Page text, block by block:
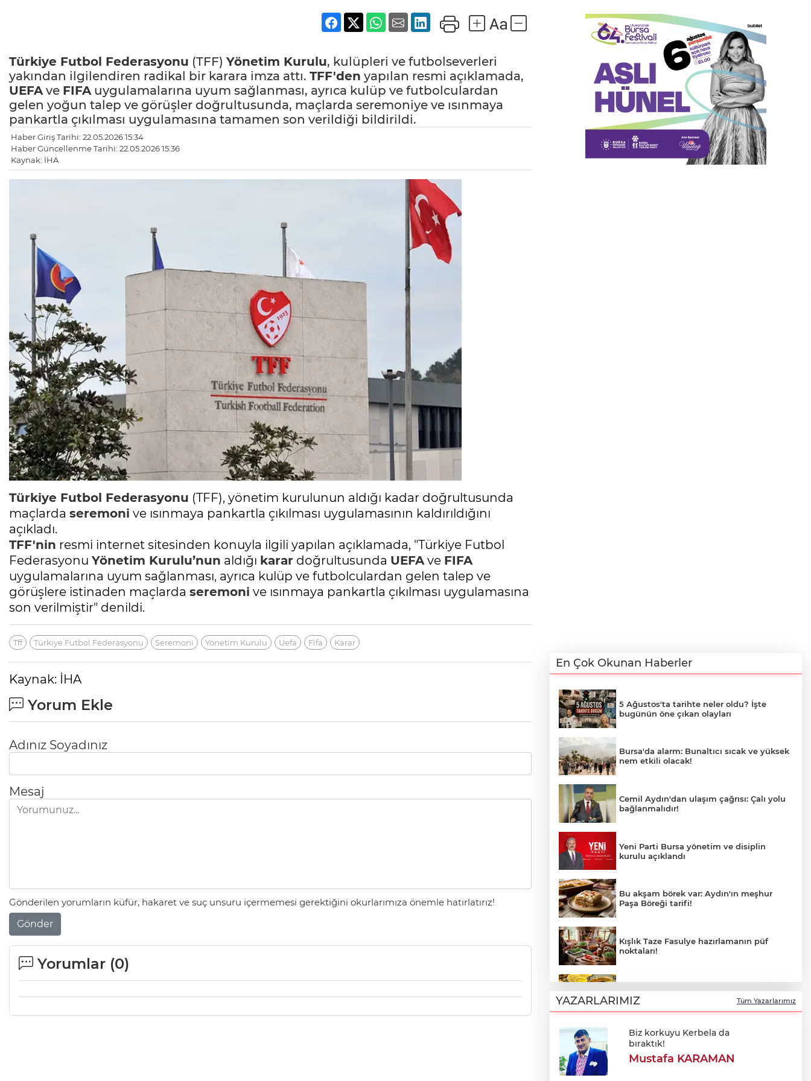
Türkiye Futbol Federasyonu (TFF) Yönetim Kurulu, kulüpleri ve futbolseverleri
yakından ilgilendiren radikal bir karara imza attı. TFF'den yapılan resmi açıklamada,
UEFAve FIFAuygulamalarına uyum sağlanması, ayrıca kulüp ve futbolculardan
gelen yoğun talep ve görüşler doğrultusunda, maçlarda seremoniye ve ısınmaya
pankartla çıkılması uygulamasına tamamen son verildiği bildirildi.
Haber Giriş Tarihi: 22.05.2026 15:34
Haber Güncellenme Tarihi: 22.05.2026 15:36
Kaynak: İHA
Türkiye Futbol Federasyonu (TFF), yönetim kurulunun aldığı kadar doğrultusunda
maçlarda seremoni ve ısınmaya pankartla çıkılması uygulamasının kaldırıldığını
açıkladı.
TFF'nin resmi internet sitesinden konuyla ilgili yapılan açıklamada, "Türkiye Futbol
Federasyonu Yönetim Kurulu’nun aldığı karar doğrultusunda UEFAve FIFA
uygulamalarına uyum sağlanması, ayrıca kulüp ve futbolculardan gelen talep ve
görüşlere istinaden maçlarda seremoni ve ısınmaya pankartla çıkılması uygulamasına
son verilmiştir" denildi.
Tff Türkiye Futbol Federasyonu Seremoni Yönetim Kurulu Uefa Fifa Karar
Kaynak: İHA
Yorum Ekle
Adınız Soyadınız
Mesaj
Gönderilen yorumların küfür, hakaret ve suç unsuru içermemesi gerektiğini okurlarımıza önemle hatırlatırız!
Gönder
Yorumlar (0)
En Çok Okunan Haberler
5 Ağustos'ta tarihte neler oldu? İşte
bugünün öne çıkan olayları
Bursa'da alarm: Bunaltıcı sıcak ve yüksek
nem etkili olacak!
Cemil Aydın'dan ulaşım çağrısı: Çalı yolu
bağlanmalıdır!
Yeni Parti Bursa yönetim ve disiplin
kurulu açıklandı
Bu akşam börek var: Aydın'ın meşhur
Paşa Böreği tarifi!
Kışlık Taze Fasulye hazırlamanın püf
noktaları!
durum!
BUSKİ duyurdu: Nilüfer'in iki
mahallesinde 9 saatlik kesinti
YAZARLARIMIZ Tüm Yazarlarımız
Biz korkuyu Kerbela da
bıraktık!
Mustafa KARAMAN